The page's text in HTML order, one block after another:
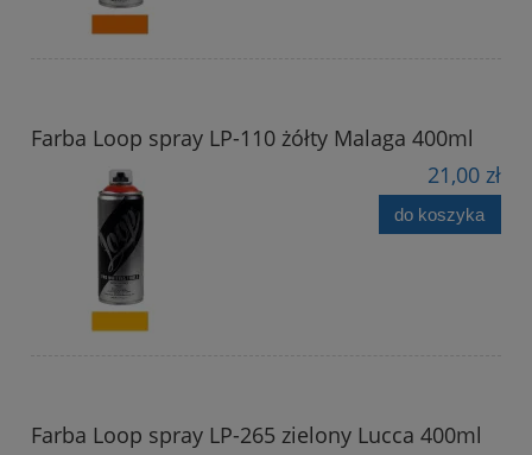
Farba Loop spray LP-110 żółty Malaga 400ml
21,00 zł
do koszyka
Farba Loop spray LP-265 zielony Lucca 400ml